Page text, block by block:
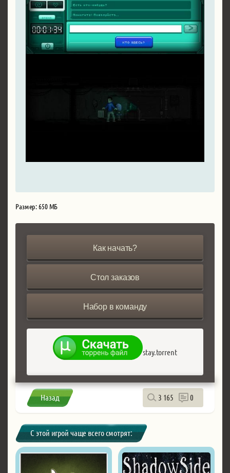
Размер: 650 МБ
Как начать?
Стол заказов
Набор в команду
stay.torrent
Назад 3 165 0
С этой игрой чаще всего смотрят: